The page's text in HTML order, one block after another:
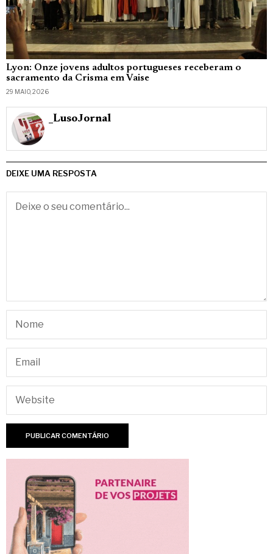
Lyon: Onze jovens adultos portugueses receberam o
sacramento da Crisma em Vaise
29 MAIO, 2026
_LusoJornal
DEIXE UMA RESPOSTA